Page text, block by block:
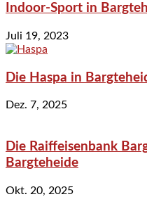
Indoor-Sport in
Juli 19, 2023
Die Haspa in
Dez. 7, 2025
Die Raiffeisenbank
Bargteheide
Okt. 20, 2025